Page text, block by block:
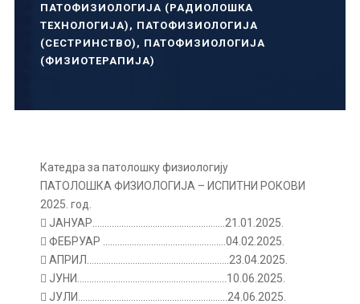
ПАТОФИЗИОЛОГИЈА (РАДИОЛОШКА
ТЕХНОЛОГИЈА) , ПАТОФИЗИОЛОГИЈА
(СЕСТРИНСТВО) , ПАТОФИЗИОЛОГИЈА
(ФИЗИОТЕРАПИЈА)
Катедра за патолошку физиологију
ПАТОЛОШКА ФИЗИОЛОГИЈА – ИСПИТНИ РОКОВИ
2025. год.
 ЈАНУАР……………………………………………….21.01.2025.
 ФЕБРУАР ……………………………………………04.02.2025.
 АПРИЛ…………………………………………………..23.04.2025.
 ЈУНИ……………………………………………………..10.06.2025.
 ЈУЛИ……………………………………………………..24.06.2025.